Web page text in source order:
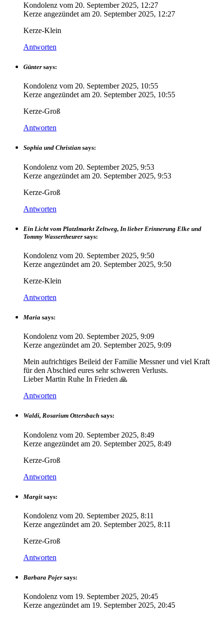
Kondolenz vom 20. September 2025, 12:27
Kerze angezündet am 20. September 2025, 12:27
Kerze-Klein
Antworten
Günter says:
Kondolenz vom 20. September 2025, 10:55
Kerze angezündet am 20. September 2025, 10:55
Kerze-Groß
Antworten
Sophia und Christian says:
Kondolenz vom 20. September 2025, 9:53
Kerze angezündet am 20. September 2025, 9:53
Kerze-Groß
Antworten
Ein Licht vom Platzlmarkt Zeltweg, In lieber Erinnerung Elke und
Tommy Wassertheurer says:
Kondolenz vom 20. September 2025, 9:50
Kerze angezündet am 20. September 2025, 9:50
Kerze-Klein
Antworten
Maria says:
Kondolenz vom 20. September 2025, 9:09
Kerze angezündet am 20. September 2025, 9:09
Mein aufrichtiges Beileid der Familie Messner und viel Kraft
für den Abschied eures sehr schweren Verlusts.
Lieber Martin Ruhe In Frieden 🙏
Antworten
Waldi, Rosarium Ottersbach says:
Kondolenz vom 20. September 2025, 8:49
Kerze angezündet am 20. September 2025, 8:49
Kerze-Groß
Antworten
Margit says:
Kondolenz vom 20. September 2025, 8:11
Kerze angezündet am 20. September 2025, 8:11
Kerze-Groß
Antworten
Barbara Pojer says:
Kondolenz vom 19. September 2025, 20:45
Kerze angezündet am 19. September 2025, 20:45